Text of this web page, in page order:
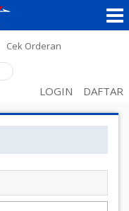
Cek Orderan
LOGIN DAFTAR